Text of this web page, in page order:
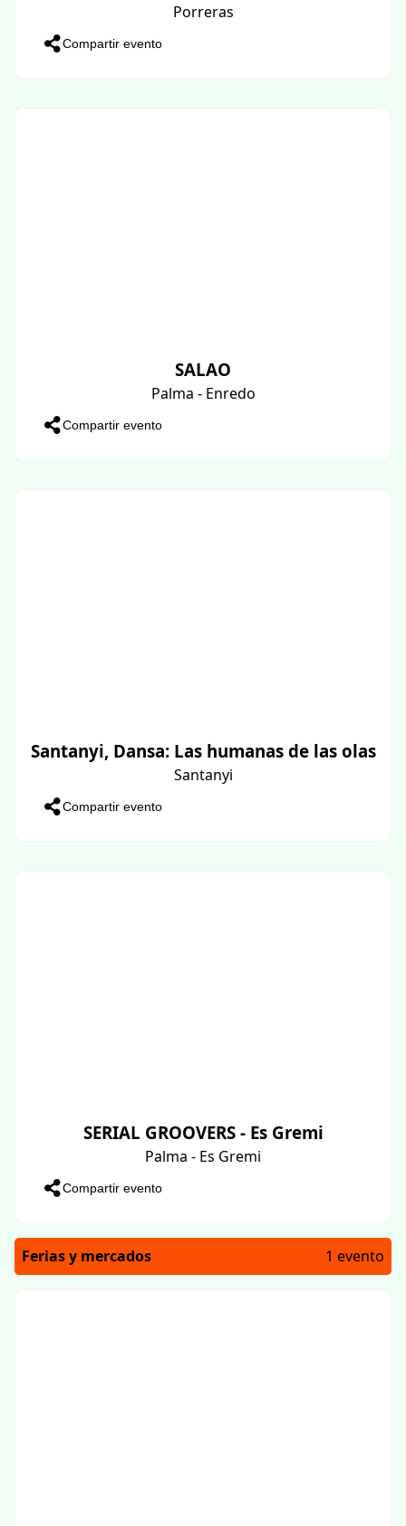
Porreras
Compartir evento
SALAO
Palma - Enredo
Compartir evento
Santanyi, Dansa: Las humanas de las olas
Santanyi
Compartir evento
SERIAL GROOVERS - Es Gremi
Palma - Es Gremi
Compartir evento
Ferias y mercados 1 evento